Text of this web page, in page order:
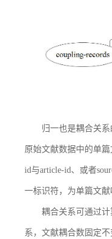
归一也是耦合关
原始文献数据中的单篇
id与article-id、或者
一标识符，为单篇文
耦合关系可通过
系，文献耦合数固定不